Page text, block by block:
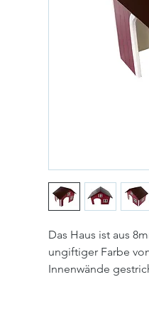
Das Haus ist aus
ungiftiger Farbe
Innenwände